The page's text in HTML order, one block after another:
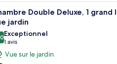
un banc, une armoire et un espace
Une
5
Double Deluxe, 1
jardin
sur 10
Exceptionnel
1 avis
(1 avis)
Vue sur le jardin